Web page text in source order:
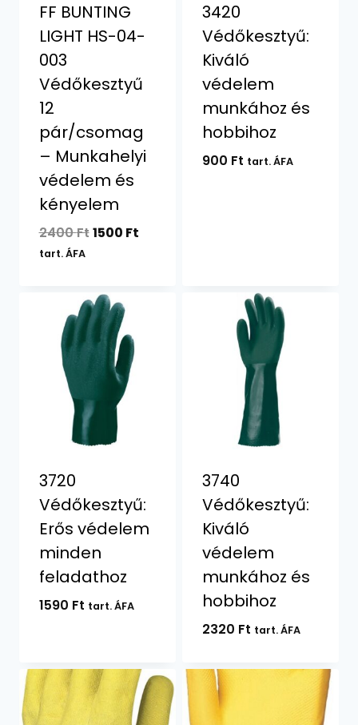
FF BUNTING
LIGHT HS-04-
003
Védőkesztyű
12
pár/csomag
– Munkahelyi
védelem és
kényelem
2400FtOriginal
2400 Ft.
1500 FtCurrent
tart. ÁFA
3420
Védőkesztyű:
Kiváló
védelem
munkához és
hobbihoz
900 Ft tart. ÁFA
3720
Védőkesztyű:
Erős védelem
minden
feladathoz
1590 Ft tart. ÁFA
3740
Védőkesztyű:
Kiváló
védelem
munkához és
hobbihoz
2320 Ft tart. ÁFA